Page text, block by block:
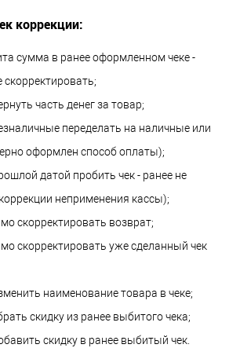
коррекции:
сумма в ранее оформленном чеке -
скорректировать;
часть денег за товар;
переделать на наличные или
оформлен способ оплаты);
датой пробить чек - ранее не
неприменения кассы);
скорректировать возврат;
скорректировать уже сделанный чек
наименование товара в чеке;
скидку из ранее выбитого чека;
скидку в ранее выбитый чек.